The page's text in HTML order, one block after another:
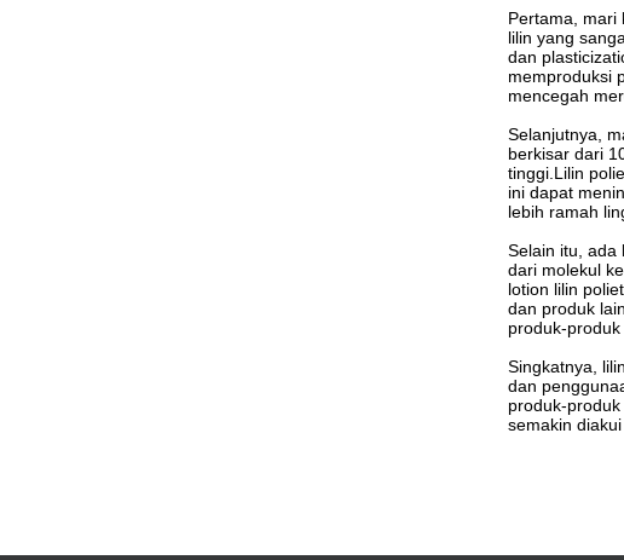
Pertama, mari
lilin yang
dan
memproduksi
mencegah
Selanjutnya,
berkisar dari
tinggi.Lilin
ini dapat
lebih ramah
Selain itu, ada
dari molekul
lotion lilin
dan produk
produk-
Singkatnya,
dan
produk-
semakin